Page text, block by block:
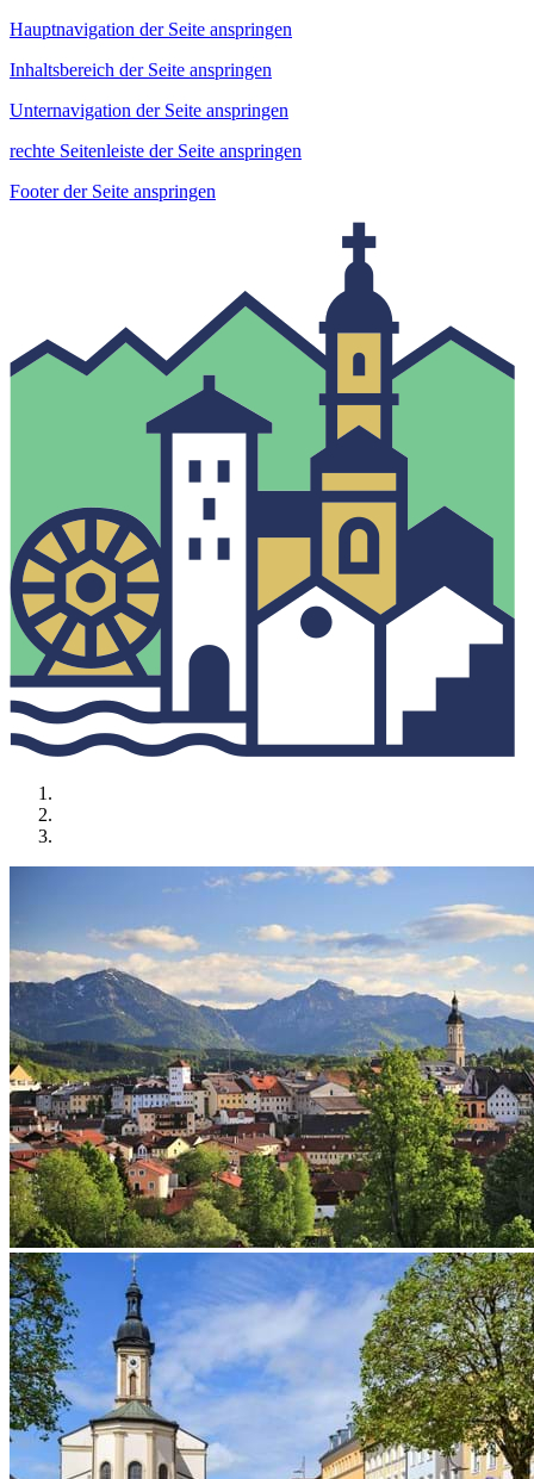
Hauptnavigation der Seite anspringen
Inhaltsbereich der Seite anspringen
Unternavigation der Seite anspringen
rechte Seitenleiste der Seite anspringen
Footer der Seite anspringen